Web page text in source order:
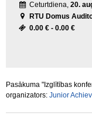
Ceturtdiena, 20.
RTU Domus
0.00 € - 0.00 €
Pasākuma "Izglītības
organizators: Junior